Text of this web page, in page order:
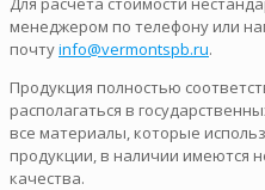
менеджером по телефону или
почтуinfo@vermontspb.ru.
Продукция полностью
располагаться в
все материалы, которые
продукции, в наличии имеются
качества.